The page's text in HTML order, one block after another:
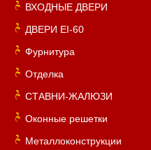
ВХОДНЫЕ ДВЕРИ
ДВЕРИ EI-60
Фурнитура
Отделка
СТАВНИ-ЖАЛЮЗИ
Оконные решетки
Металлоконструкции